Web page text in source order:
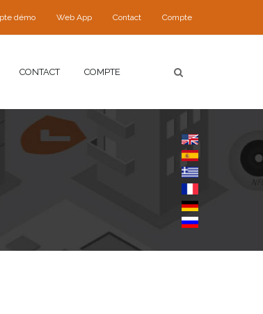
démo Web App Contact Compte
CONTACT COMPTE